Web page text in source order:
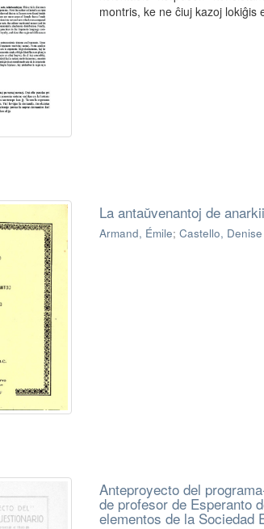
montris, ke ne ĉiuj kazoj lokiĝis
La antaŭvenantoj de
Armand, Émile; Castello, Denise
Anteproyecto del
de profesor de Esperanto
elementos de la Sociedad